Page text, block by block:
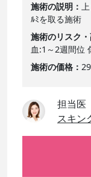
施術の説明
ﾙﾐを取る施術
施術のリスク
血:1～2週間位
施術の価格
担当医
スキン